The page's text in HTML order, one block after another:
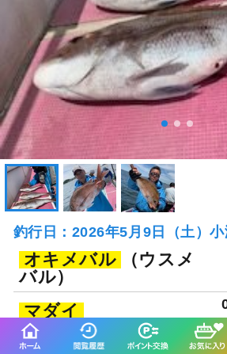
釣行日：2026年5月9日（土）小
オキメバル
（ウスメ
バル）
マダイ
イサキ